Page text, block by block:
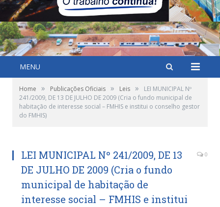
MENU
Home » Publicações Oficiais » Leis »
LEI MUNICIPAL Nº
241/2009, DE 13 DE JULHO DE 2009 (Cria o fundo municipal de
habitação de interesse social – FMHIS e institui o conselho gestor
do FMHIS)
LEI MUNICIPAL Nº 241/2009, DE 13
DE JULHO DE 2009 (Cria o fundo
municipal de habitação de
interesse social – FMHIS e institui
0